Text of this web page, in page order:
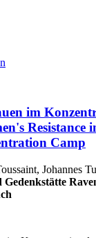
im
Resistance
Camp
Johannes